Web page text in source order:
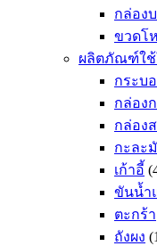
กล่อง
ขวดโ
ผลิตภัณฑ์ใช้
กระบ
กล่อง
กล่อง
กะละ
เก้าอี้
ขันน้ำ
ตะกร้า
ถังผง